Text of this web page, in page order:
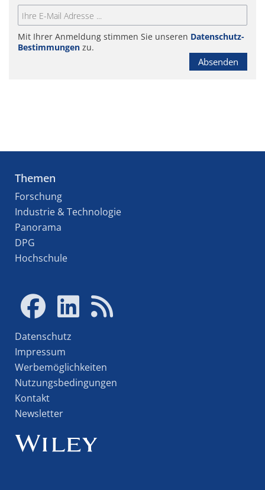
Mit Ihrer Anmeldung stimmen Sie unseren Datenschutz-
Bestimmungen zu.
Absenden
Themen
Forschung
Industrie & Technologie
Panorama
DPG
Hochschule
Datenschutz
Impressum
Werbemöglichkeiten
Nutzungsbedingungen
Kontakt
Newsletter